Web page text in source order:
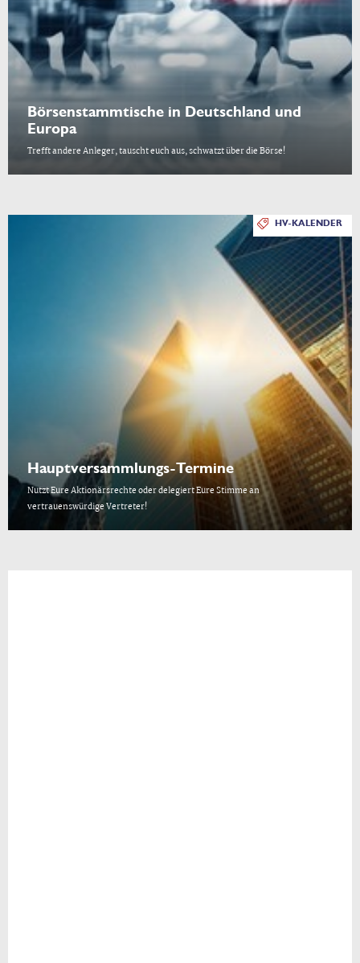
Börsenstammtische in Deutschland und
Europa
Trefft andere Anleger, tauscht euch aus, schwatzt über die Börse!
HV-KALENDER
Hauptversammlungs-Termine
Nutzt Eure Aktionärsrechte oder delegiert Eure Stimme an
vertrauenswürdige Vertreter!